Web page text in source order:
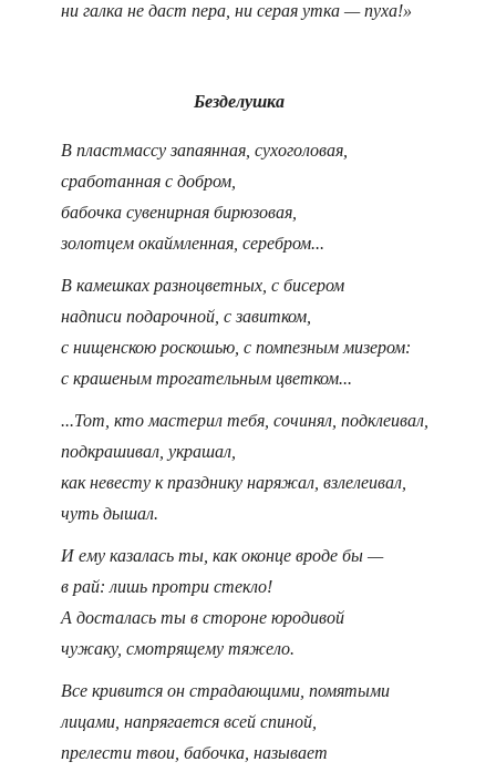
ни галка не даст пера, ни серая утка — пуха!»
Безделушка
В пластмассу запаянная, сухоголовая,
сработанная с добром,
бабочка сувенирная бирюзовая,
золотцем окаймленная, серебром...
В камешках разноцветных, с бисером
надписи подарочной, с завитком,
с нищенскою роскошью, с помпезным мизером:
с крашеным трогательным цветком...
...Тот, кто мастерил тебя, сочинял, подклеивал,
подкрашивал, украшал,
как невесту к празднику наряжал, взлелеивал,
чуть дышал.
И ему казалась ты, как оконце вроде бы —
в рай: лишь протри стекло!
А досталась ты в стороне юродивой
чужаку, смотрящему тяжело.
Все кривится он страдающими, помятыми
лицами, напрягается всей спиной,
прелести твои, бабочка, называет